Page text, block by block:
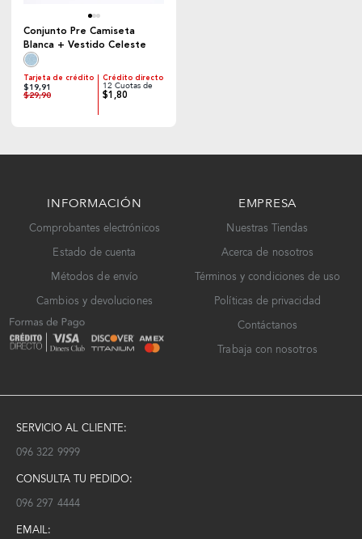
Conjunto Pre Camiseta
Blanca + Vestido Celeste
Tarjeta de crédito
$19,91
$29,90
Crédito directo
12 Cuotas de
$1,80
INFORMACIÓN
Comprobantes electrónicos
Estado de cuenta
Métodos de envío
Cambios y devoluciones
EMPRESA
Nuestras Tiendas
Acerca de nosotros
Términos y condiciones de uso
Políticas de privacidad
Contáctanos
Trabaja con nosotros
SERVICIO AL CLIENTE:
096 322 9999
CONSULTA TU PEDIDO:
096 297 4444
EMAIL: